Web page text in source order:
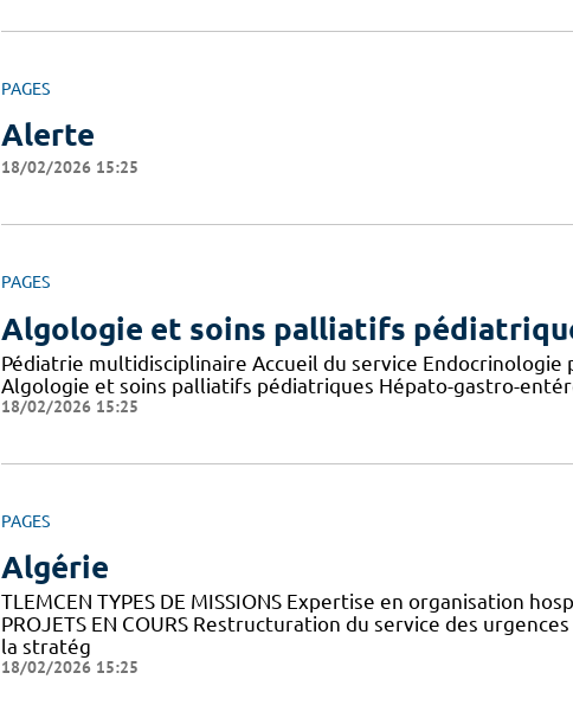
PAGES
Alerte
18/02/2026 15:25
PAGES
Algologie et soins palliatifs
Pédiatrie multidisciplinaire Accueil du service
Algologie et soins palliatifs pédiatriques Hépato-gastro-
18/02/2026 15:25
PAGES
Algérie
TLEMCEN TYPES DE MISSIONS Expertise en organisation
PROJETS EN COURS Restructuration du service des
la stratég
18/02/2026 15:25